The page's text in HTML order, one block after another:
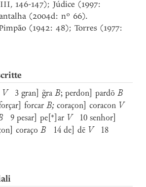
146-147); Júdice (1997:
(2004d: nº 66).
(1942: 48); Torres (1977:
V 3 gran] g̃raB; perdon] pardō B
forcarB; coraçon] coracon V
9 pesar] pe[*]ar V 10 senhor]
coraçoB 14 de] dē V
18